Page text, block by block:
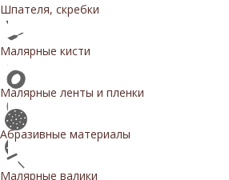
Шпателя, скребки
Малярные кисти
Малярные ленты и пленки
Абразивные материалы
Малярные валики